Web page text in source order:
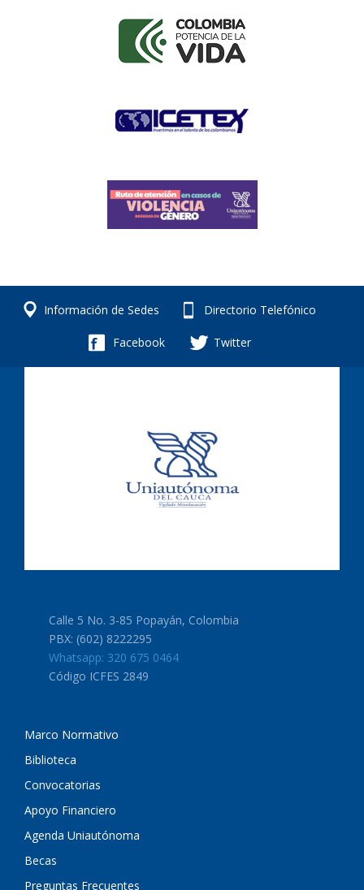
Información de Sedes Directorio Telefónico
Facebook Twitter
Calle 5 No. 3-85 Popayán, Colombia
PBX: (602) 8222295
Whatsapp: 320 675 0464
Código ICFES 2849
Marco Normativo
Biblioteca
Convocatorias
Apoyo Financiero
Agenda Uniautónoma
Becas
Preguntas Frecuentes